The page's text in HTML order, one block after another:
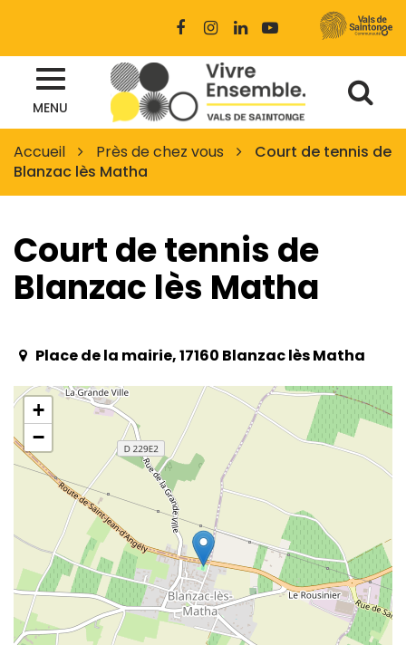
Lien
compte
Facebook
Lien
le
compte
Instagram
Lien
le
compte
Linkedin
chaîne
Youtube
MENU Site
officiel
des
Vals
de
Saintonge
à
la
Accueil Près de chez vous
Court de tennis de
Blanzac lès Matha
Court de tennis de
Blanzac lès Matha
Place de la mairie, 17160 Blanzac lès Matha
+
−